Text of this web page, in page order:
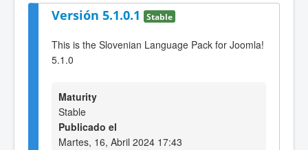
Versión 5.1.0.1 Stable
This is the Slovenian Language Pack for Joomla!
5.1.0
Maturity
Stable
Publicado el
Martes, 16, Abril 2024 17:43